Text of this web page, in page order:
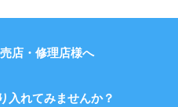
店・修理店様へ
入れてみませんか？